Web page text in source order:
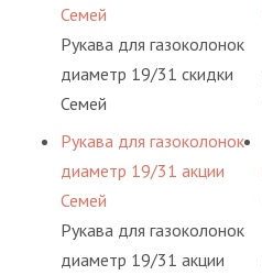
Семей
Рукава для газоколонок
диаметр 19/31 скидки
Семей
Рукава для газоколонок
диаметр 19/31 акции
Семей
Рукава для газоколонок
диаметр 19/31 акции